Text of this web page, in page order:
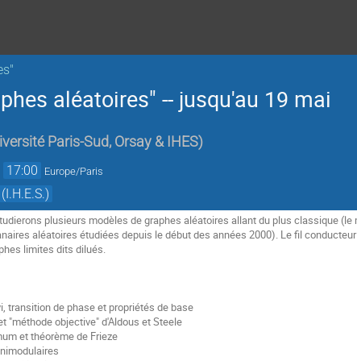
aléatoires" -- jusqu'au 19 mai
Paris-Sud, Orsay & IHES)
17:00 Europe/Paris
plusieurs modèles de graphes aléatoires allant du plus classique (le
aléatoires étudiées depuis le début des années 2000). Le fil
limites dits dilués.
transition de phase et propriétés de base
"méthode objective" d'Aldous et Steele
et théorème de Frieze